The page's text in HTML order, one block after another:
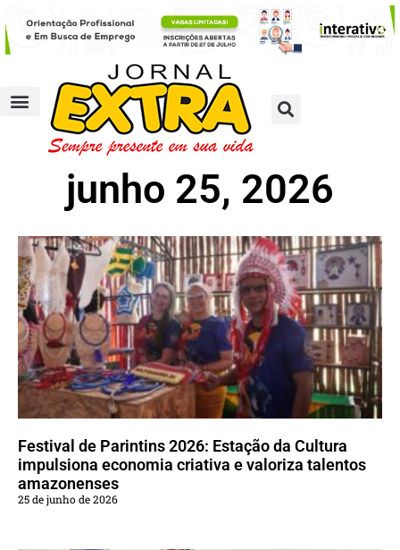
junho 25, 2026
Festival de Parintins 2026: Estação da Cultura
impulsiona economia criativa e valoriza talentos
amazonenses
25 de junho de 2026